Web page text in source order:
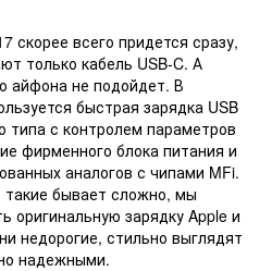
скорее всего придется сразу,
только кабель USB-C. А
айфона не подойдет. В
быстрая зарядка USB
типа с контролем параметров
фирменного блока питания и
аналогов с чипами MFi.
такие бывает сложно, мы
оригинальную зарядку Apple и
недорогие, стильно выглядят
надежными.